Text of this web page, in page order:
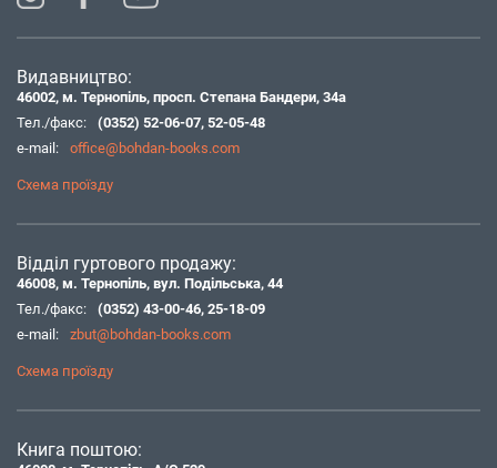
Видавництво:
46002, м. Тернопіль, просп. Степана Бандери, 34а
Тел./факс:
(0352) 52-06-07, 52-05-48
e-mail:
office@bohdan-books.com
Схема проїзду
Відділ гуртового продажу:
46008, м. Тернопіль, вул. Подільська, 44
Тел./факс:
(0352) 43-00-46, 25-18-09
e-mail:
zbut@bohdan-books.com
Схема проїзду
Книга поштою: